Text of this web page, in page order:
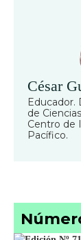
César
de
Centro de
Pacífico.